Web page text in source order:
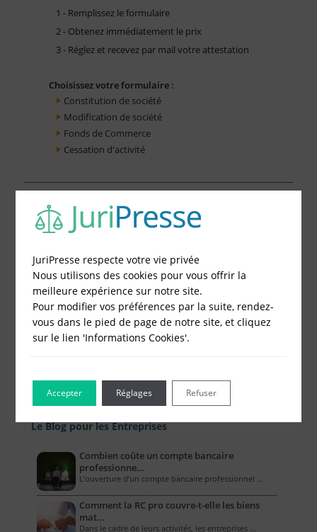
1 - Remplissez le formulaire
2 - Obtenez immédiatement le prix
3 - Réglez et recevez par mail votre attestation
Choisissez votre formulaire :
Constitution de société
Modification de société
Fonds de Commerce
Cessation d'activité
Le Blog pour les Entreprises
Combien coûte un compte bancaire
professionne…
L’ouverture d’un compte bancaire professionnel …
Comment la RC pro couvre-t-elle les biens
mat…
Dans le cadre de leurs activités, les entreprises …
JuriPresse respecte votre vie privée
Nous utilisons des cookies pour vous offrir la
meilleure expérience sur notre site.
Pour modifier vos préférences par la suite, rendez-
vous dans le pied de page de notre site, et cliquez
sur le lien 'Informations Cookies'.
Accepter Refuser
Réglages